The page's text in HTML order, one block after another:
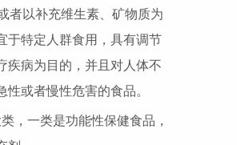
者以补充维生素、矿物质为
于特定人群食用，具有调节
疾病为目的，并且对人体不
性或者慢性危害的食品。
，一类是功能性保健食品，